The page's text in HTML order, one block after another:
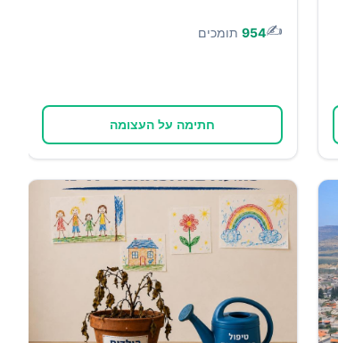
✍️
954 תומכים
חתימה על העצומה